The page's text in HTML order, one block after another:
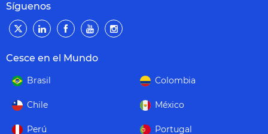
Síguenos
Cesce en el Mundo
Brasil Colombia
Chile México
Perú Portugal